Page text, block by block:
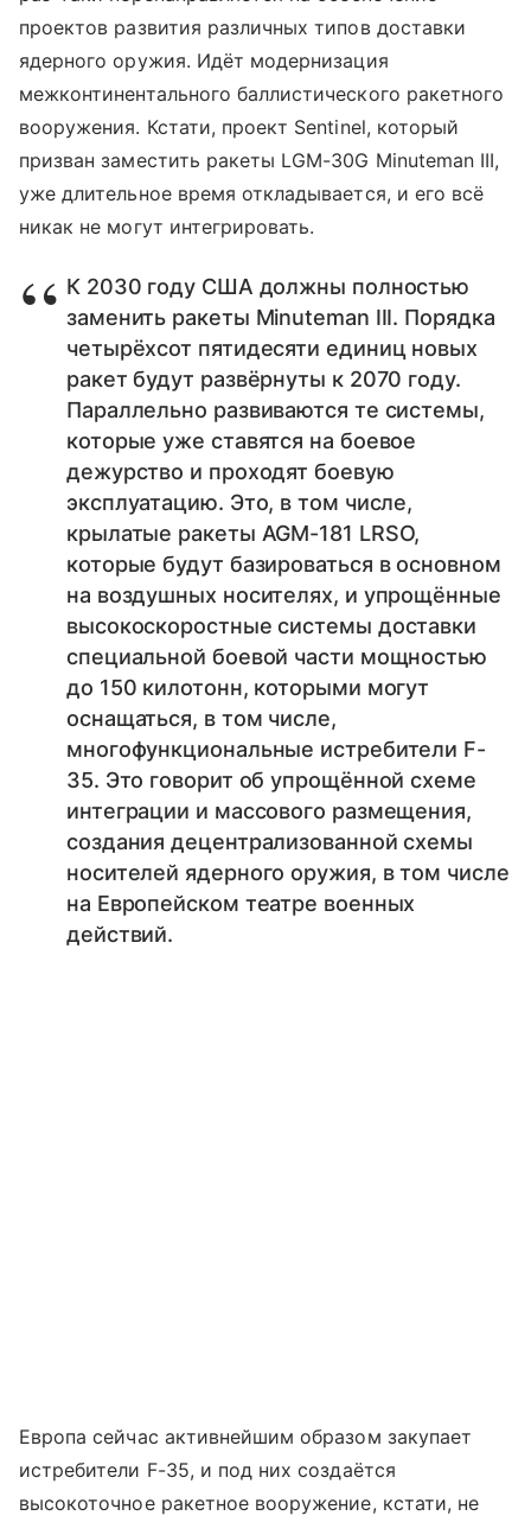
проектов развития различных типов доставки
ядерного оружия. Идёт модернизация
межконтинентального баллистического ракетного
вооружения. Кстати, проект Sentinel, который
призван заместить ракеты LGM-30G Minuteman III,
уже длительное время откладывается, и его всё
никак не могут интегрировать.
К 2030 году США должны полностью
заменить ракеты Minuteman III. Порядка
четырёхсот пятидесяти единиц новых
ракет будут развёрнуты к 2070 году.
Параллельно развиваются те системы,
которые уже ставятся на боевое
дежурство и проходят боевую
эксплуатацию. Это, в том числе,
крылатые ракеты AGM-181 LRSO,
которые будут базироваться в основном
на воздушных носителях, и упрощённые
высокоскоростные системы доставки
специальной боевой части мощностью
до 150 килотонн, которыми могут
оснащаться, в том числе,
многофункциональные истребители F-
35. Это говорит об упрощённой схеме
интеграции и массового размещения,
создания децентрализованной схемы
носителей ядерного оружия, в том числе
на Европейском театре военных
действий.
Европа сейчас активнейшим образом закупает
истребители F-35, и под них создаётся
высокоточное ракетное вооружение, кстати, не